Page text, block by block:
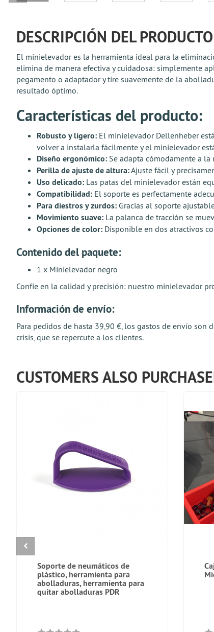
DESCRIPCIÓN DEL PRODUCTO
El minielevador es la herramienta ideal para la
elimina de manera efectiva y cuidadosa: simplemente
pegamento o adaptador y tire suavemente de la
resultado óptimo.
Características del producto:
Robusto y ligero: El minielevador Dellenheber
volver a instalarla fácilmente y el minielevador
Diseño ergonómico: Se adapta cómodamente a la
Perilla de ajuste de altura:Ajuste fácil y
Uso delicado: Las patas del minielevador están
Compatibilidad: El soporte es perfectamente
Para diestros y zurdos: Gracias al soporte
Movimiento suave: La palanca de tracción se
Opciones de color: Disponible en dos atractivos
Contenido del paquete:
1 x Minielevador negro
Confíe en la calidad y precisión: nuestro minielevador
Información de envío:
Para pedidos de hasta 39,90 €, los gastos de envío son
crisis, que se repercute a los clientes.
CUSTOMERS ALSO
Soporte de neumáticos de
plástico, herramienta para
abolladuras, herramienta para
quitar abolladuras PDR